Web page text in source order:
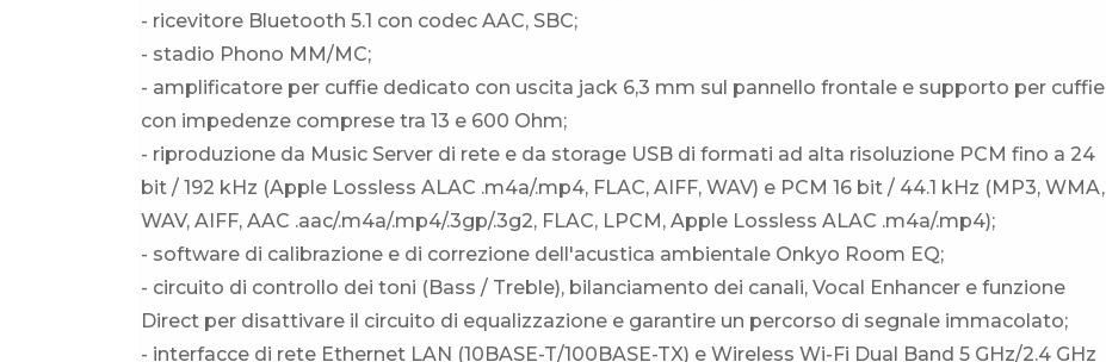
- ricevitore Bluetooth 5.1 con codec AAC, SBC;
- stadio Phono MM/MC;
- amplificatore per cuffie dedicato con uscita jack 6,3 mm sul pannello frontale e supporto per cuffie
con impedenze comprese tra 13 e 600 Ohm;
- riproduzione da Music Server di rete e da storage USB di formati ad alta risoluzione PCM fino a 24
bit / 192 kHz (Apple Lossless ALAC .m4a/.mp4, FLAC, AIFF, WAV) e PCM 16 bit / 44.1 kHz (MP3, WMA,
WAV, AIFF, AAC .aac/.m4a/.mp4/.3gp/.3g2, FLAC, LPCM, Apple Lossless ALAC .m4a/.mp4);
- software di calibrazione e di correzione dell'acustica ambientale Onkyo Room EQ;
- circuito di controllo dei toni (Bass / Treble), bilanciamento dei canali, Vocal Enhancer e funzione
Direct per disattivare il circuito di equalizzazione e garantire un percorso di segnale immacolato;
- interfacce di rete Ethernet LAN (10BASE-T/100BASE-TX) e Wireless Wi-Fi Dual Band 5 GHz/2.4 GHz